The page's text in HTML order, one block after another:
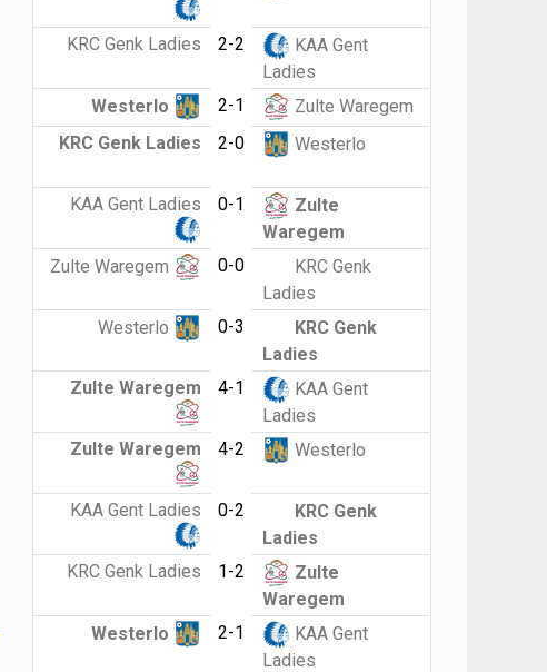
KRC Genk Ladies 2-2
KAA Gent
Ladies
Westerlo
2-1
Zulte Waregem
KRC Genk Ladies
2-0 Westerlo
KAA Gent Ladies 0-1
Zulte
Waregem
Zulte Waregem
0-0
KRC Genk
Ladies
Westerlo
0-3
KRC Genk
Ladies
Zulte Waregem
4-1
KAA Gent
Ladies
Zulte Waregem
4-2 Westerlo
KAA Gent Ladies 0-2
KRC Genk
Ladies
KRC Genk Ladies
1-2
Zulte
Waregem
Westerlo
2-1
KAA Gent
Ladies